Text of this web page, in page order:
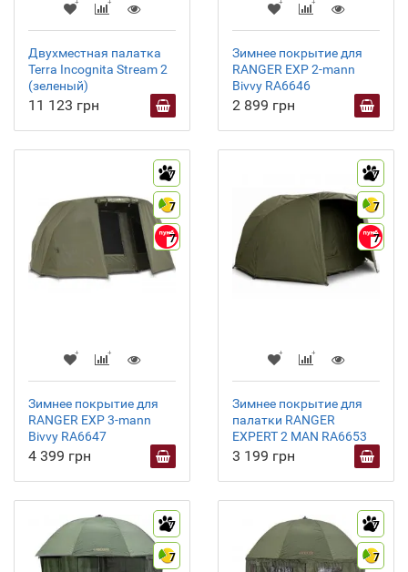
Двухместная палатка
Terra Incognita Stream 2
(зеленый)
11 123 грн
Зимнее покрытие для
RANGER EXP 2-mann
Bivvy RA6646
2 899 грн
7
7
7
Зимнее покрытие для
RANGER EXP 3-mann
Bivvy RA6647
4 399 грн
7
7
7
Зимнее покрытие для
палатки RANGER
EXPERT 2 MAN RA6653
3 199 грн
7
7
7
7